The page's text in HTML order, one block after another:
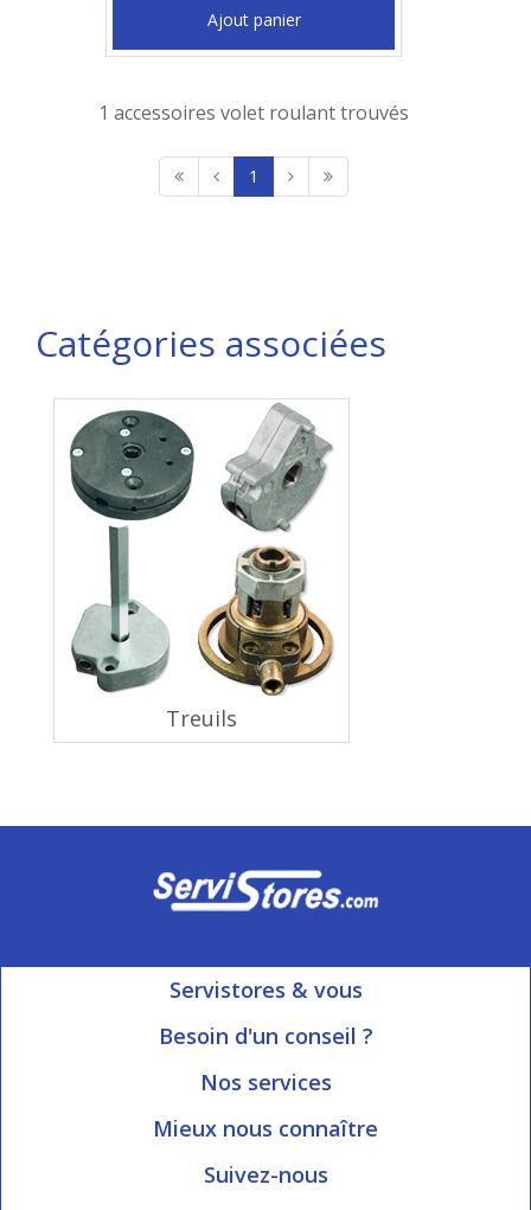
Ajout panier
1 accessoires volet roulant trouvés
1
Catégories associées
Treuils
Servistores & vous
Mon compte
Besoin d'un conseil ?
Ouvert du Lundi au Vendredi
Nos services
Informations livraison
Blog Servistores
Mieux nous connaître
Qui sommes-nous?
Suivez-nous